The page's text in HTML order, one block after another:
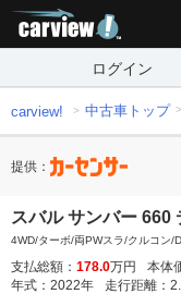
ログイン
carview! 中古車トップ
提供：
スバル サンバー 660
4WD/ターボ/両PWスラ/クルコン/
支払総額： 178.0万円 本体
年式： 2022年 走行距離：